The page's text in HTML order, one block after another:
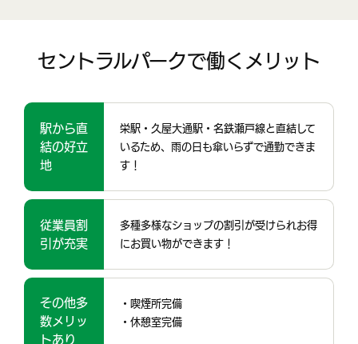
セントラルパークで働くメリット
駅から直
結の好立
地
栄駅・久屋大通駅・名鉄瀬戸線と直結して
いるため、雨の日も傘いらずで通勤できま
す！
従業員割
引が充実
多種多様なショップの割引が受けられお得
にお買い物ができます！
その他多
数メリッ
トあり
・喫煙所完備
・休憩室完備